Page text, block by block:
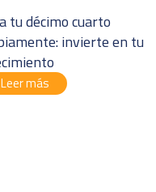
tu décimo cuarto
invierte en tu
Leer más